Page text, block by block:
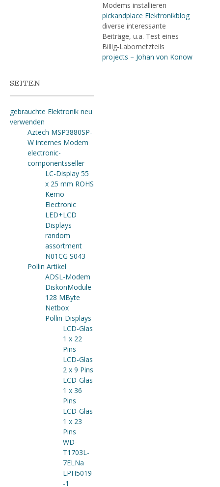
Modems installieren
pickandplace Elektronikblog
diverse interessante
Beiträge, u.a. Test eines
Billig-Labornetzteils
projects – Johan von Konow
SEITEN
gebrauchte Elektronik neu
verwenden
Aztech MSP3880SP-
W internes Modem
electronic-
componentsseller
LC-Display 55
x 25 mm ROHS
Kemo
Electronic
LED+LCD
Displays
random
assortment
N01CG S043
Pollin Artikel
ADSL-Modem
DiskonModule
128 MByte
Netbox
Pollin-Displays
LCD-Glas
1 x 22
Pins
LCD-Glas
2 x 9 Pins
LCD-Glas
1 x 36
Pins
LCD-Glas
1 x 23
Pins
WD-
T1703L-
7ELNa
LPH5019
-1